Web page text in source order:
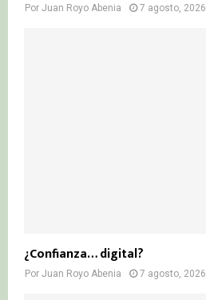
Por Juan Royo Abenia 7 agosto, 2026
¿Confianza… digital?
Por Juan Royo Abenia 7 agosto, 2026